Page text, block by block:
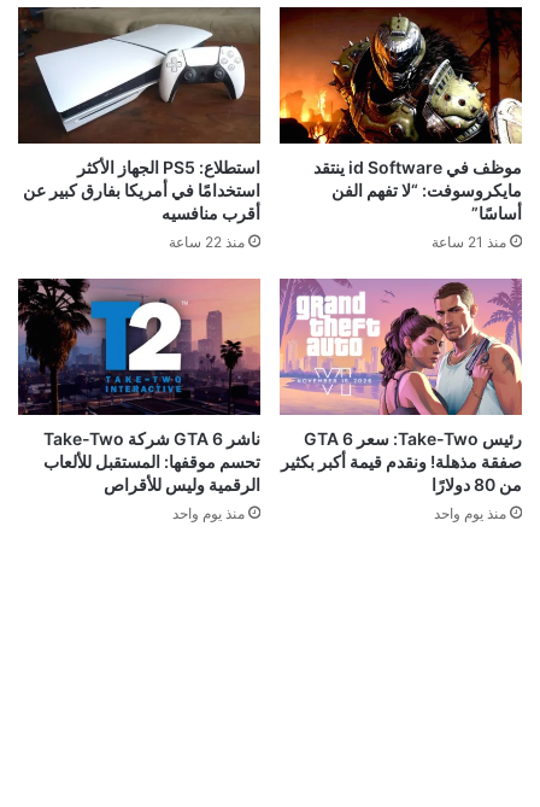
موظف في id Software ينتقد
مايكروسوفت: “لا تفهم الفن
أساسًا”
منذ 21 ساعة
استطلاع: PS5 الجهاز الأكثر
استخدامًا في أمريكا بفارق كبير عن
أقرب منافسيه
منذ 22 ساعة
رئيس Take-Two: سعر GTA 6
صفقة مذهلة! ونقدم قيمة أكبر بكثير
من 80 دولارًا
منذ يوم واحد
ناشر GTA 6 شركة Take-Two
تحسم موقفها: المستقبل للألعاب
الرقمية وليس للأقراص
منذ يوم واحد